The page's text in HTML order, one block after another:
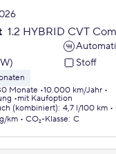
1.2 HYBRID CVT
Stoff
Monate 10.000 km/Jahr
mit Kaufoption
(kombiniert): 4,7 l/100 km
km CO₂-Klasse: C